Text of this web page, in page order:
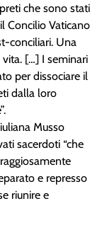
che sono stati
Concilio Vaticano
conciliari. Una
[…] I seminari
per dissociare il
dalla loro
Musso
sacerdoti “che
e represso
riunire e